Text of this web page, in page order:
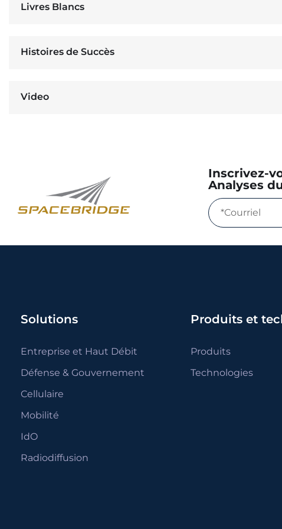
Livres Blancs
Histoires de Succès
Video
Inscrivez-
Analyses
Solutions
Entreprise et Haut Débit
Défense & Gouvernement
Cellulaire
Mobilité
IdO
Radiodiffusion
Produits et
Produits
Technologies